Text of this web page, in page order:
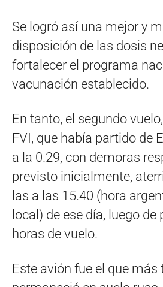
Se logró así una mejor y
disposición de las dosis
fortalecer el programa
vacunación establecido.
En tanto, el segundo
FVI, que había partido de
a la 0.29, con demoras
previsto inicialmente,
las a las 15.40 (hora
local) de ese día, luego
horas de vuelo.
Este avión fue el que más